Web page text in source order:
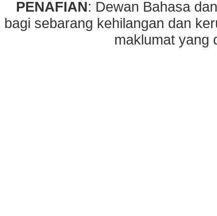
PENAFIAN: Dewan Bahasa
bagi sebarang kehilangan dan
maklumat yang